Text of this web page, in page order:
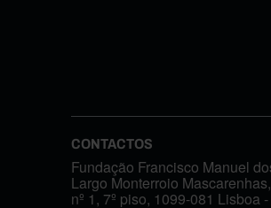
CONTACTOS
Fundação Francisco Manuel
Largo Monterroio Mascarenhas,
nº 1, 7º piso, 1099-081 Lisboa